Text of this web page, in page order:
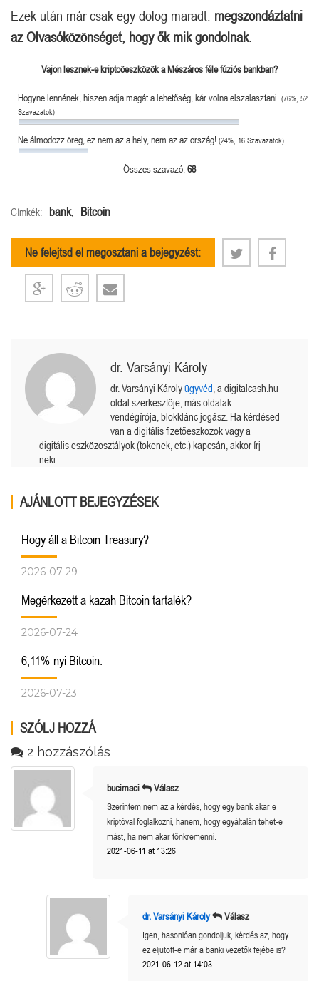
Ezek után már csak egy dolog maradt: megszondáztatni
az Olvasóközönséget, hogy ők mik gondolnak.
Vajon lesznek-e kriptoöeszközök a Mészáros féle fúziós bankban?
Hogyne lennének, hiszen adja magát a lehetőség, kár volna elszalasztani. (76%, 52
Szavazatok)
Ne álmodozz öreg, ez nem az a hely, nem az az ország! (24%, 16 Szavazatok)
Összes szavazó:68
Címkék: bank, Bitcoin
Ne felejtsd el megosztani a bejegyzést:
dr. Varsányi Károly
dr. Varsányi Károlyügyvéd , a digitalcash.hu
oldal szerkesztője, más oldalak
vendégírója, blokklánc jogász. Ha kérdésed
van a digitális fizetőeszközök vagy a
digitális eszközosztályok (tokenek, etc.) kapcsán, akkor írj
neki.
AJÁNLOTT BEJEGYZÉSEK
Hogy áll a Bitcoin Treasury?
2026-07-29
Megérkezett a kazah Bitcoin tartalék?
2026-07-24
6,11%-nyi Bitcoin.
2026-07-23
SZÓLJ HOZZÁ
2 hozzászólás
bucimaci Válasz
Szerintem nem az a kérdés, hogy egy bank akar e
kriptóval foglalkozni, hanem, hogy egyáltalán tehet-e
mást, ha nem akar tönkremenni.
2021-06-11 at 13:26
dr. Varsányi Károly Válasz
Igen, hasonlóan gondoljuk, kérdés az, hogy
ez eljutott-e már a banki vezetők fejébe is?
2021-06-12 at 14:03